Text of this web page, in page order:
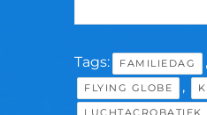
Tags: FAMILIEDAG ,
FLYING GLOBE ,
LUCHTACROBATIEK